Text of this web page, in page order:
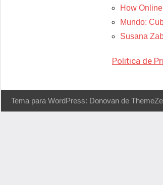
How
Mundo:
Susana
Politica de
Tema para WordPress: Donovan de